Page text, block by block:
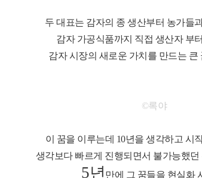
두 대표는 감자의 종 생산부터 농가들
감자 가공식품까지 직접 생산자 부
감자 시장의 새로운 가치를 만드는 큰
©록야
이 꿈을 이루는데 10년을 생각하고 시
생각보다 빠르게 진행되면서 불가능했던
5년 만에 그 꿈들을 현실화